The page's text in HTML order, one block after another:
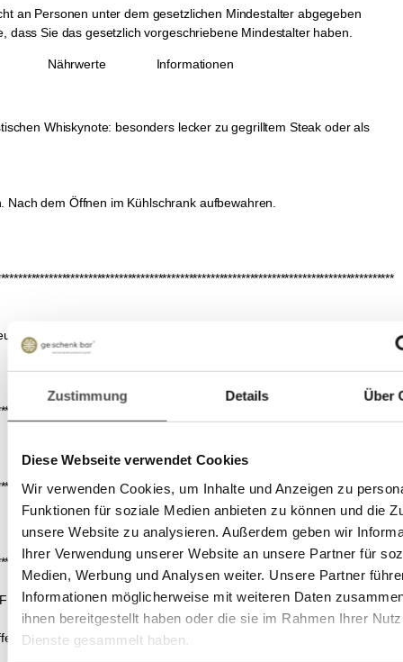
Zustimmung Details Über
Diese Webseite verwendet Cookies
Wir verwenden Cookies, um Inhalte und Anzeigen zu
Funktionen für soziale Medien anbieten zu können und die
unsere Website zu analysieren. Außerdem geben wir
Ihrer Verwendung unserer Website an unsere Partner für
Medien, Werbung und Analysen weiter. Unsere Partner
Informationen möglicherweise mit weiteren Daten
ihnen bereitgestellt haben oder die sie im Rahmen Ihrer
Dienste gesammelt haben.
an Personen unter dem gesetzlichen Mindestalter abgegeben
dass Sie das gesetzlich vorgeschriebene Mindestalter haben.
Nährwerte Informationen
Whiskynote: besonders lecker zu gegrilltem Steak oder als
dem Öffnen im Kühlschrank aufbewahren.
www.wajos.de
Branntweinessig, Zucker, 3,9 % Scotch Whisky, Salz,
GROSS-geschrieben.